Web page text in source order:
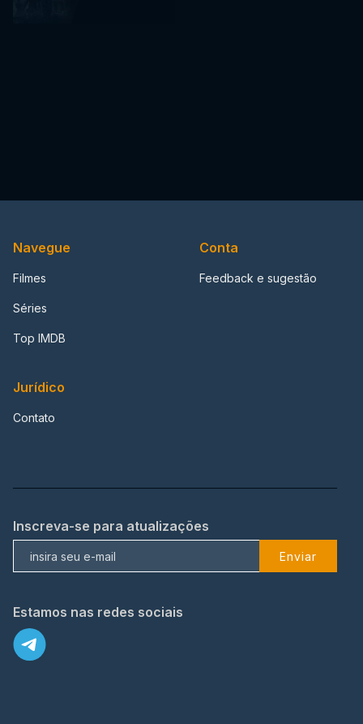
Navegue
Filmes
Séries
Top IMDB
Conta
Feedback e sugestão
Jurídico
Contato
Inscreva-se para atualizações
Enviar
Estamos nas redes sociais